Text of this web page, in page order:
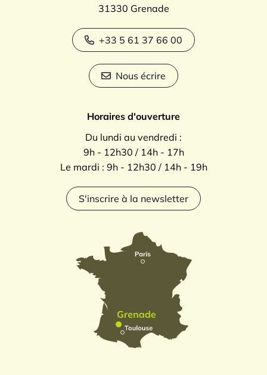
31330 Grenade
+33 5 61 37 66 00
Nous écrire
Horaires d'ouverture
Du lundi au vendredi :
9h - 12h30 / 14h - 17h
Le mardi : 9h - 12h30 / 14h - 19h
S'inscrire à la newsletter